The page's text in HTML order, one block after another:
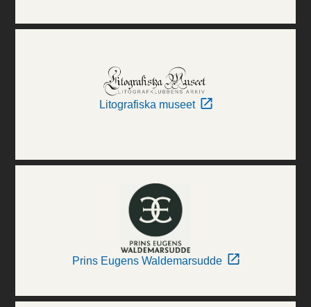
Litografiska museet
Prins Eugens Waldemarsudde